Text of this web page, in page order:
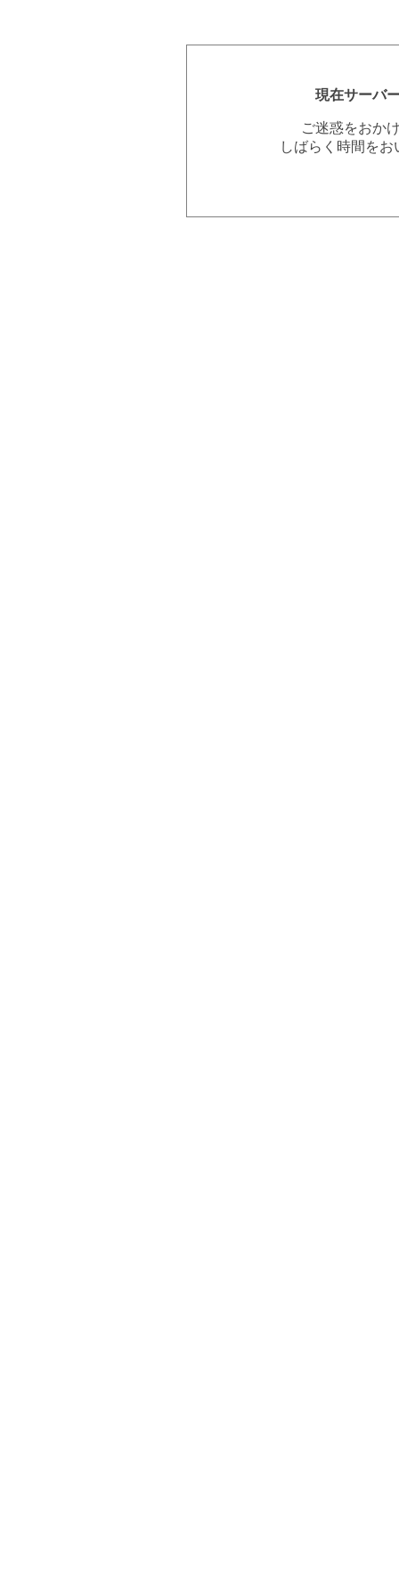
現在サーバ
ご迷惑をおか
しばらく時間を